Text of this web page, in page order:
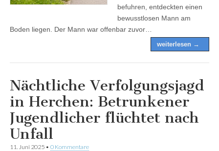
befuhren, entdeckten einen
bewusstlosen Mann am
Boden liegen. Der Mann war offenbar zuvor…
weiterlesen →
Nächtliche Verfolgungsjagd
in Herchen: Betrunkener
Jugendlicher flüchtet nach
Unfall
11. Juni 2025 • 0 Kommentare